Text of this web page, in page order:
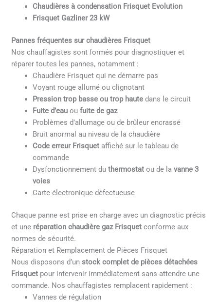
Chaudières à condensation Frisquet Evolution
Frisquet Gazliner 23 kW
Pannes fréquentes sur chaudières Frisquet
Nos chauffagistes sont formés pour diagnostiquer et
réparer toutes les pannes, notamment :
Chaudière Frisquet qui ne démarre pas
Voyant rouge allumé ou clignotant
Pression trop basse ou trop haute dans le circuit
Fuite d’eau oufuite de gaz
Problèmes d’allumage ou de brûleur encrassé
Bruit anormal au niveau de la chaudière
Code erreur Frisquet affiché sur le tableau de
commande
Dysfonctionnement duthermostat ou de lavanne 3
voies
Carte électronique défectueuse
Chaque panne est prise en charge avec un diagnostic précis
et une réparation chaudière gaz Frisquet conforme aux
normes de sécurité.
Réparation et Remplacement de Pièces Frisquet
Nous disposons d’unstock complet de pièces détachées
Frisquet pour intervenir immédiatement sans attendre une
commande. Nos chauffagistes remplacent rapidement :
Vannes de régulation